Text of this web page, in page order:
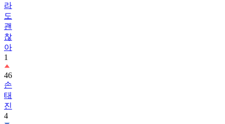
라
도
괜
찮
아
1
46
손
태
진
4